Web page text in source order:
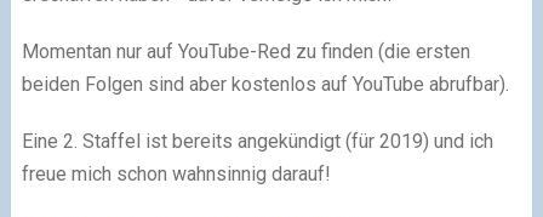
Momentan nur auf YouTube-Red zu finden (die ersten
beiden Folgen sind aber kostenlos auf YouTube abrufbar).
Eine 2. Staffel ist bereits angekündigt (für 2019) und ich
freue mich schon wahnsinnig darauf!